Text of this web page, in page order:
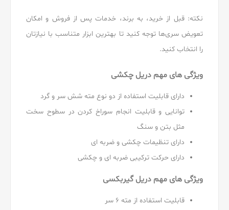
نکته: قبل از خرید، به برند، خدمات پس از فروش و امکان
تعویض سری‌ها توجه کنید تا بهترین ابزار متناسب با نیازتان
را انتخاب کنید.
ویژگی های مهم دریل چکشی
دارای قابلیت استفاده از دو نوع مته شش سر و گرد
توانایی و قابلیت انجام سوراخ کردن در سطوح سخت
مثل بتن و سنگ
دارای تنظیمات چکشی و ضربه ای
دارای حرکت ترکیبی ضربه ای و چکشی
ویژگی های مهم دریل گیربکسی
قابلیت استفاده از مته ۶ سر